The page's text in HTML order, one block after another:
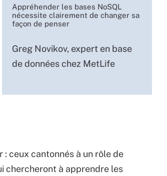
Appréhender les bases NoSQL
nécessite clairement de changer sa
façon de penser
Greg Novikov, expert en base
de données chez MetLife
ceux cantonnés à un rôle de
chercheront à apprendre les